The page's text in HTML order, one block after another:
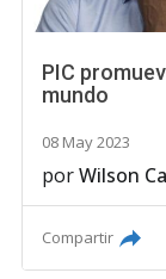
PIC
mundo
08 May 2023
porWilson
Compartir